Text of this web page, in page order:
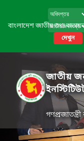
বাংলাদেশ জাতীয় তথ্য
দেখুন
জাতীয়